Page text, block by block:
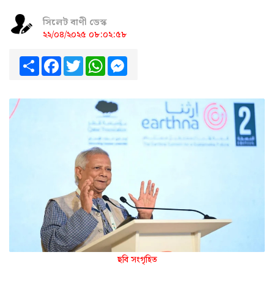
সিলেট বাণী ডেস্ক
২২/০৪/২০২৫ ০৮:০২:৫৮
ShareFacebook
TwitterWhatsApp
ছবি সংগৃহিত